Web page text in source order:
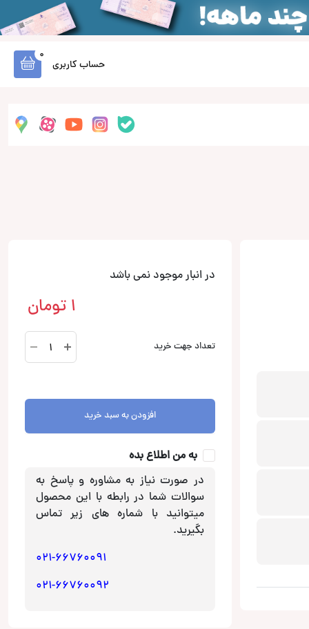
حساب کاربری
0
در انبار موجود نمی باشد
1 تومان
تعداد جهت خرید
XM-
N502
عدد
افزودن به سبد خرید
به من اطلاع بده
در صورت نیاز به مشاوره و پاسخ به
سوالات شما در رابطه با این محصول
میتوانید با شماره های زیر تماس
بگیرید.
021-66760091
021-66760092